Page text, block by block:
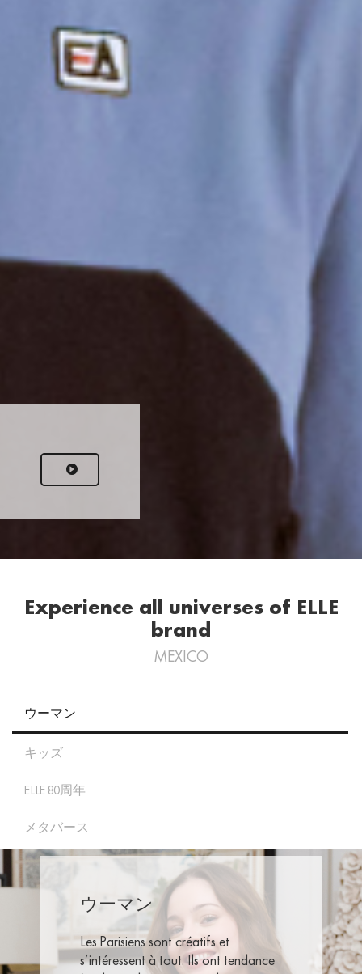
Experience all universes of ELLE
brand
MEXICO
ウーマン
キッズ
ELLE 80周年
メタバース
ウーマン
Les Parisiens sont créatifs et
s’intéressent à tout. Ils ont tendance